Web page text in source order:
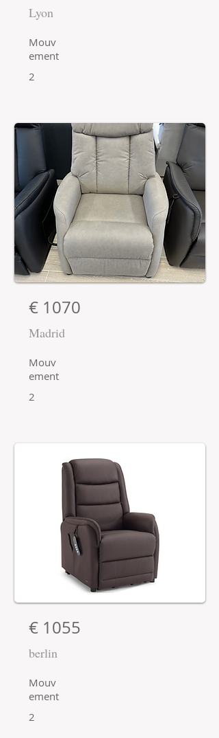
Lyon
Mouv
ement
2
€ 1070
Madrid
Mouv
ement
2
€ 1055
berlin
Mouv
ement
2